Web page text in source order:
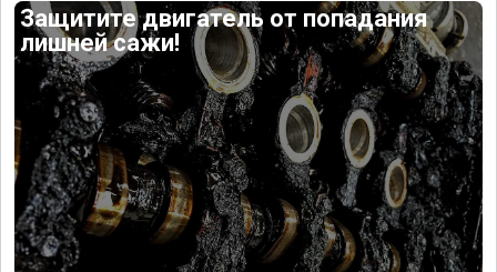
Защитите двигатель от попадания
лишней сажи!